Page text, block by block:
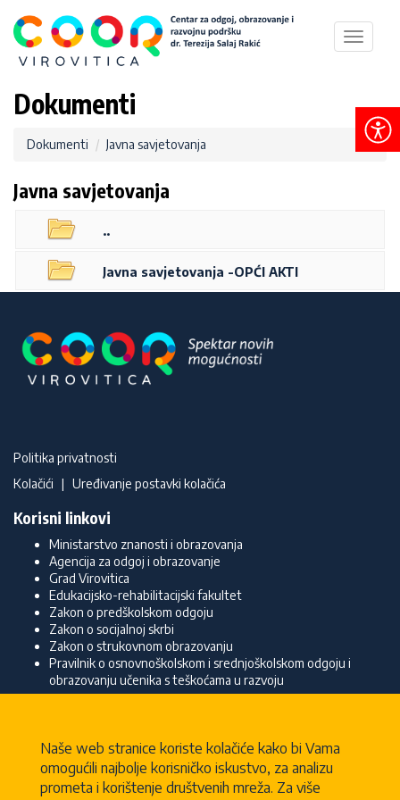
Toggle
Dokumenti
Dokumenti Javna savjetovanja
Javna savjetovanja
..
Javna savjetovanja -OPĆI AKTI
Politika privatnosti
Kolačići | Uređivanje postavki kolačića
Korisni linkovi
Ministarstvo znanosti i obrazovanja
Agencija za odgoj i obrazovanje
Grad Virovitica
Edukacijsko-rehabilitacijski fakultet
Zakon o predškolskom odgoju
Zakon o socijalnoj skrbi
Zakon o strukovnom obrazovanju
Pravilnik o osnovnoškolskom i srednjoškolskom odgoju i
obrazovanju učenika s teškoćama u razvoju
Centar za odgoj, obrazovanje i razvojnu
podršku dr. Terezija Salaj Rakić
Nikole Tesle 4
33000 Virovitica
Naše web stranice koriste kolačiće kako bi Vama
omogućili najbolje korisničko iskustvo, za analizu
prometa i korištenje društvenih mreža. Za više